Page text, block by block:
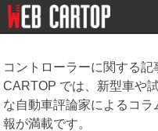
コントローラーに関する
CARTOP では、新型車や
な自動車評論家によるコ
報が満載です。